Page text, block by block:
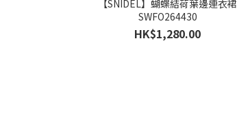
【SNIDEL】蝴蝶結荷葉邊連衣裙
SWFO264430
HK$1,280.00